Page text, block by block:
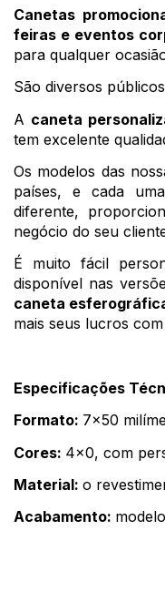
Canetas
feiras e eventos
para qualquer
São diversos
A caneta
tem excelente
Os modelos das
países, e cada
diferente,
negócio do seu
É muito fácil
disponível nas
caneta
mais seus lucros
Especificações
Formato: 7x50
Cores: 4x0, com
Material: o
Acabamento: